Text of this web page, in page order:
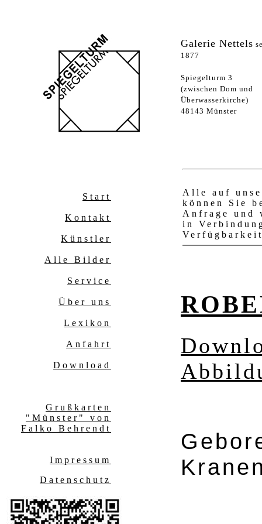
Galerie Nettels
1877
Spiegelturm 3
(zwischen Dom und
Überwasserkirche)
48143 Münster
Start
Kontakt
Künstler
Alle Bilder
Service
Über uns
Lexikon
Anfahrt
Download
Grußkarten
"Münster" von
Falko Behrendt
Impressum
Datenschutz
Alle auf
können Sie
Anfrage und
in